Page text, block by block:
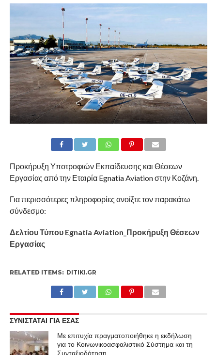
Προκήρυξη Υποτροφιών Εκπαίδευσης και Θέσεων
Εργασίας από την Εταιρία Egnatia Aviation στην Κοζάνη.
Για περισσότερες πληροφορίες ανοίξτε τον παρακάτω
σύνδεσμο:
Δελτίου Τύπου Egnatia Aviation_Προκήρυξη Θέσεων
Εργασίας
RELATED ITEMS: DITIKI.GR
ΣΥΝΙΣΤΑΤΑΙ ΓΙΑ ΕΣΑΣ
Με επιτυχία πραγματοποιήθηκε η εκδήλωση
για το Κοινωνικοασφαλιστικό Σύστημα και τη
Συνταξιοδότηση